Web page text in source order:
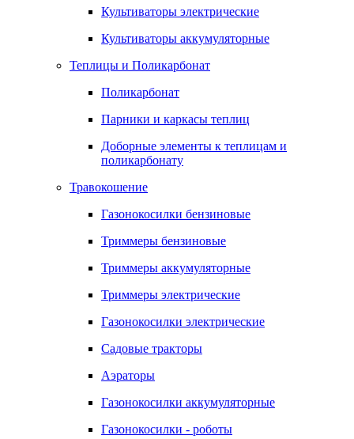
Культиваторы электрические
Культиваторы аккумуляторные
Теплицы и Поликарбонат
Поликарбонат
Парники и каркасы теплиц
Доборные элементы к теплицам и
поликарбонату
Травокошение
Газонокосилки бензиновые
Триммеры бензиновые
Триммеры аккумуляторные
Триммеры электрические
Газонокосилки электрические
Садовые тракторы
Аэраторы
Газонокосилки аккумуляторные
Газонокосилки - роботы